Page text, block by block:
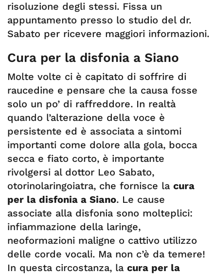
risoluzione degli stessi. Fissa un
appuntamento presso lo studio del dr.
Sabato per ricevere maggiori informazioni.
Cura per la disfonia a Siano
Molte volte ci è capitato di soffrire di
raucedine e pensare che la causa fosse
solo un po’ di raffreddore. In realtà
quando l’alterazione della voce è
persistente ed è associata a sintomi
importanti come dolore alla gola, bocca
secca e fiato corto, è importante
rivolgersi al dottor Leo Sabato,
otorinolaringoiatra, che fornisce la cura
per la disfonia a Siano. Le cause
associate alla disfonia sono molteplici:
infiammazione della laringe,
neoformazioni maligne o cattivo utilizzo
delle corde vocali. Ma non c’è da temere!
In questa circostanza, la cura per la